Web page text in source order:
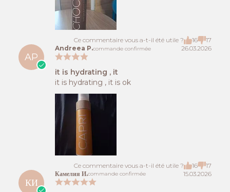
Ce commentaire vous a-t-il été utile ? 16 17
AP
Andreea P.commande confirmée 26.03.2026
it is hydrating , it
it is hydrating , it is ok
Ce commentaire vous a-t-il été utile ? 16 17
КИ
Камелия И.commande confirmée 15.03.2026